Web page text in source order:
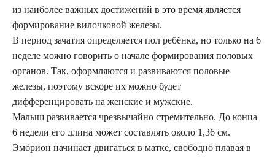
из наиболее важных достижений в это время является
формирование вилочковой железы.
В период зачатия определяется пол ребёнка, но только на 6
неделе можно говорить о начале формирования половых
органов. Так, оформляются и развиваются половые
железы, поэтому вскоре их можно будет
дифференцировать на женские и мужские.
Малыш развивается чрезвычайно стремительно. До конца
6 недели его длина может составлять около 1,36 см.
Эмбрион начинает двигаться в матке, свободно плавая в